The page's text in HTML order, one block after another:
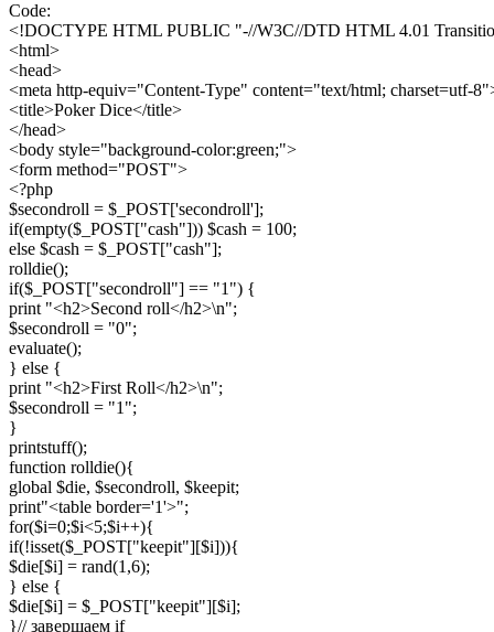
Code:
<!DOCTYPE HTML PUBLIC "-//W3C//DTD HTML 4.01
<html>
<head>
<meta http-equiv="Content-Type" content="text/html; charset=utf-
<title>Poker Dice</title>
</head>
<body style="background-color:green;">
<form method="POST">
<?php
$secondroll = $_POST['secondroll'];
if(empty($_POST["cash"])) $cash = 100;
else $cash = $_POST["cash"];
rolldie();
if($_POST["secondroll"] == "1") {
print "<h2>Second roll</h2>\n";
$secondroll = "0";
evaluate();
} else {
print "<h2>First Roll</h2>\n";
$secondroll = "1";
}
printstuff();
function rolldie(){
global $die, $secondroll, $keepit;
print"<table border='1'>";
for($i=0;$i<5;$i++){
if(!isset($_POST["keepit"][$i])){
$die[$i] = rand(1,6);
} else {
$die[$i] = $_POST["keepit"][$i];
}// завершаем if